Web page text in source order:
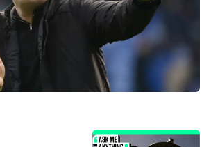
может возглавить «Кристал